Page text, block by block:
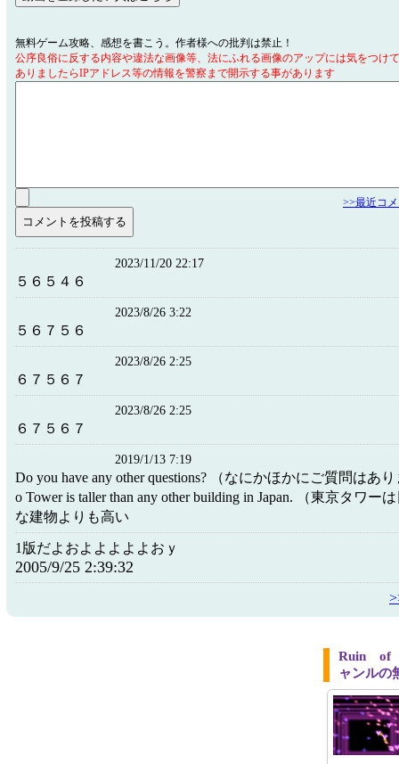
無料ゲーム攻略、感想を書こう。作者様への批判は禁止！
公序良俗に反する内容や違法な画像等、法にふれる画像のアップには気をつけ
ありましたらIPアドレス等の情報を警察まで開示する事があります
>>最近コ
2023/11/20 22:17
５６５４６
2023/8/26 3:22
５６７５６
2023/8/26 2:25
６７５６７
2023/8/26 2:25
６７５６７
2019/1/13 7:19
Do you have any other questions? （なにかほかにご質問はあ
o Tower is taller than any other building in Japan. （東京タワー
な建物よりも高い
1版だよおよよよよよおｙ
2005/9/25 2:39:32
Ruin of
ャンルの